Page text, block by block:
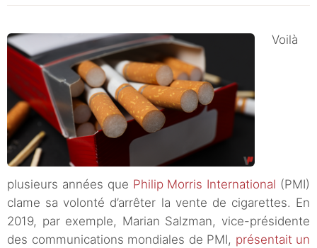
Voilà
plusieurs années que Philip Morris International (PMI)
clame sa volonté d’arrêter la vente de cigarettes. En
2019, par exemple, Marian Salzman, vice-présidente
des communications mondiales de PMI, présentait un